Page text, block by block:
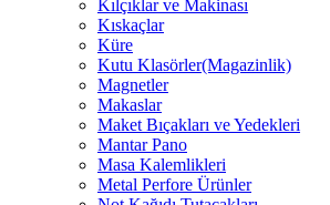
Kılçıklar ve Makinası
Kıskaçlar
Küre
Kutu Klasörler(Magazinlik)
Magnetler
Makaslar
Maket Bıçakları ve Yedekleri
Mantar Pano
Masa Kalemlikleri
Metal Perfore Ürünler